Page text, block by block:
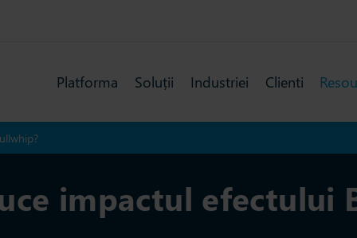
Platforma Soluții Industriei Clienti
impactul efectului